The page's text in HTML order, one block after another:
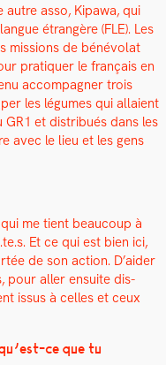
autre asso, Kipawa, qui
étrangère (FLE). Les
mis­sions de bénévolat
pra­ti­quer le français en
accom­pa­g­n­er trois
les légumes qui allaient
et dis­tribués dans les
avec le lieu et les gens
me tient beau­coup à
Et ce qui est bien ici,
de son action. D’aider
pour aller ensuite dis­
issus à celles et ceux
ce que tu